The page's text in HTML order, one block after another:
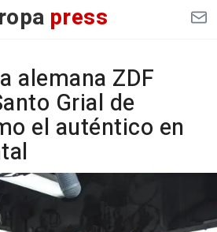
press
alemana ZDF
Grial de
el auténtico en